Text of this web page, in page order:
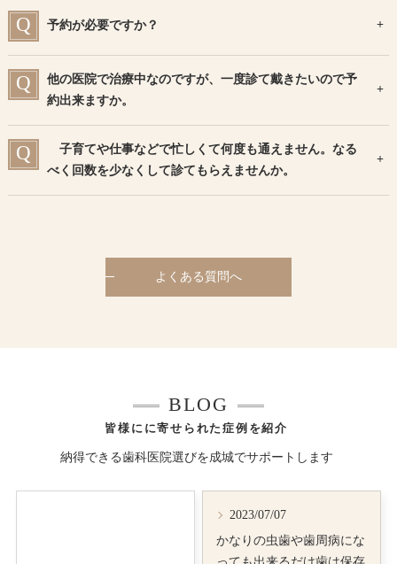
予約が必要ですか？
他の医院で治療中なのですが、一度診て戴きたいので予
約出来ますか。
子育てや仕事などで忙しくて何度も通えません。なる
べく回数を少なくして診てもらえませんか。
よくある質問へ
皆様にに寄せられた症例を紹介
BLOG
納得できる歯科医院選びを成城でサポートします
2023/07/07
かなりの虫歯や歯周病にな